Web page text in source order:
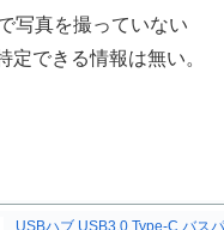
写真を撮っていない
できる情報は無い。
USBハブ USB3.0 Type-C バス